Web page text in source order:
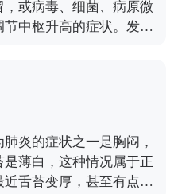
的对症支持治疗后预后
至有些人可能会死亡。
常洗手，室内通风。没
触史的发热患者不考虑
效的方法就是隔离宅在
或病毒、细菌、病原微
中枢升高的症状。发烧
现的症状也可能不同。
发烧，他们可以感觉到
额或腋窝，而手和脚是
状。对于感冒和咳嗽引
嗽、打喷嚏、流鼻涕、
这类患者通常
炎的症状之一是胸闷，
薄白，这种情况属于正
舌苔变厚，甚至有点白